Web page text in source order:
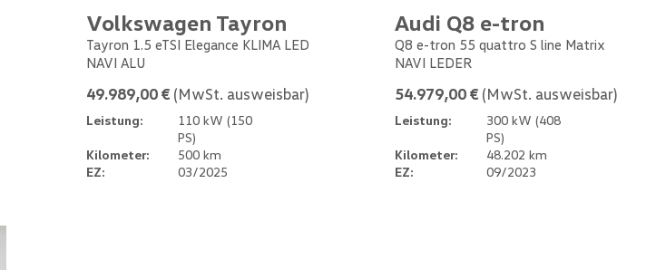
Volkswagen Tayron
Tayron 1.5 eTSI Elegance KLIMA LED
NAVI ALU
49.989,00 € (MwSt. ausweisbar)
Leistung:
110 kW (150
PS)
Kilometer:
500 km
EZ:
03/2025
Audi Q8 e-tron
Q8 e-tron 55 quattro S line Matrix
NAVI LEDER
54.979,00 € (MwSt. ausweisbar)
Leistung:
300 kW (408
PS)
Kilometer:
48.202 km
EZ:
09/2023